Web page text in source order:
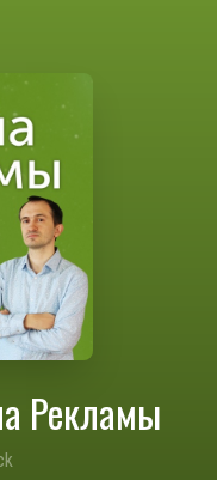
Рекламы